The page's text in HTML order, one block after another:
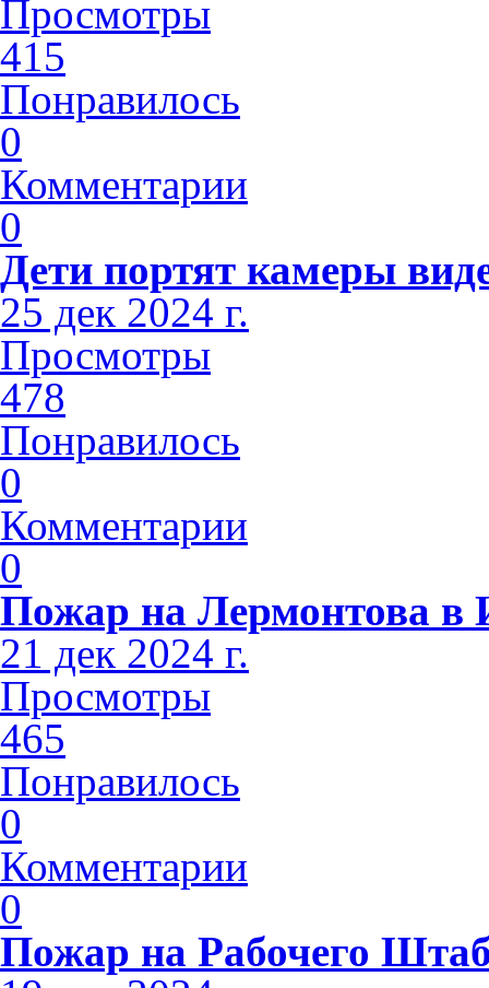
Просмотры
415
Понравилось
0
Комментарии
0
Дети портят камеры
25 дек 2024 г.
Просмотры
478
Понравилось
0
Комментарии
0
Пожар на Лермонтова в
21 дек 2024 г.
Просмотры
465
Понравилось
0
Комментарии
0
Пожар на Рабочего